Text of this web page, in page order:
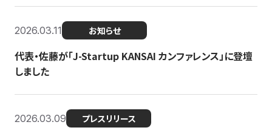
2026.03.11 お知らせ
代表・佐藤が「J-Startup KANSAI カンファレンス」に登壇
しました
2026.03.09 プレスリリース